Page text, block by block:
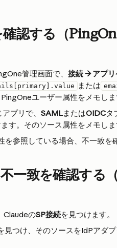
認する（
管理画面で、 接続 → アプ
または
ユーザー属性をメモしま
プリで、 SAMLまたはOIDCタ
す。そのソース属性をメモしま
参照している場合、不一致を
一致を確認する
ClaudeのSP接続を見つけます。
見つけ、そのソースをIdPアダ